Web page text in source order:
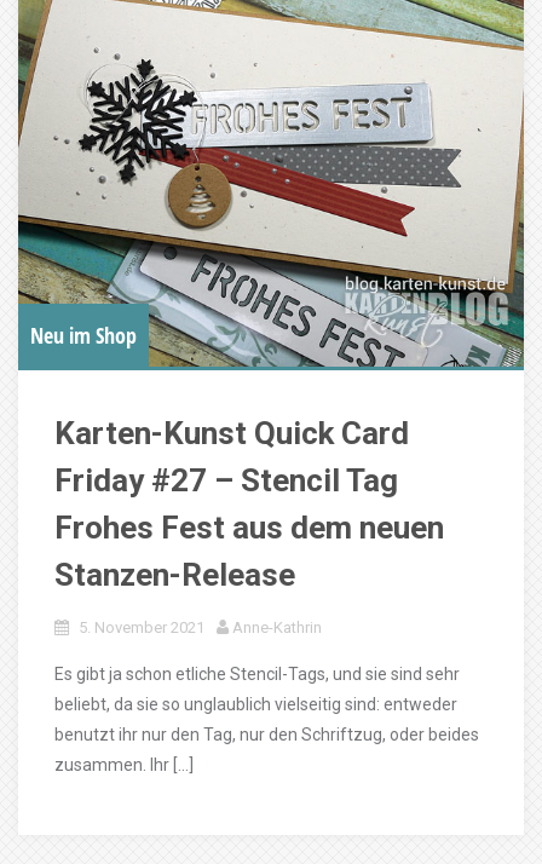
Neu im Shop
Karten-Kunst Quick Card
Friday #27 – Stencil Tag
Frohes Fest aus dem neuen
Stanzen-Release
5. November 2021 Anne-Kathrin
Es gibt ja schon etliche Stencil-Tags, und sie sind sehr
beliebt, da sie so unglaublich vielseitig sind: entweder
benutzt ihr nur den Tag, nur den Schriftzug, oder beides
zusammen. Ihr […]